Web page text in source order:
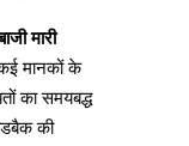
मारी
मानकों के
का समयबद्ध
की